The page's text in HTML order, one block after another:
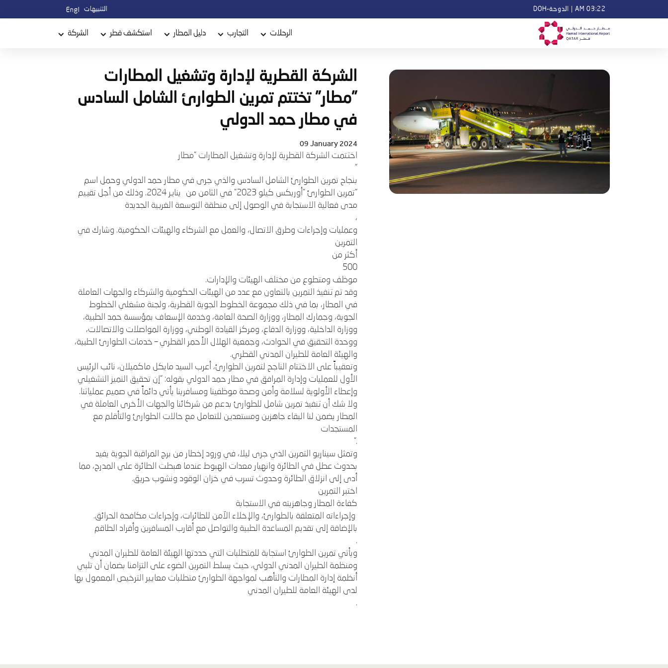
03:22 AM الدوحة-DOH التنبيهاتEnglish
الرحلات التجارب دليل المطار استكشف قطر الشركة
الشركة القطرية لإدارة وتشغيل المطارات
"مطار" تختتم تمرين الطوارئ الشامل السادس
في مطار حمد الدولي
09 January 2024
اختتمت الشركة القطرية لإدارة وتشغيل المطارات "مطار
"
بنجاح تمرين الطوارئ الشامل السادس والذي جرى في مطار حمد الدولي وحمل اسم
"تمرين الطوارئ "أوريكس كيلو 2023" في الثامن من
يناير 2024. وذلك من أجل تقييم
مدى فعالية الاستجابة في الوصول إلى منطقة التوسعة الغربية الجديدة
،
وعمليات وإجراءات وطرق الاتصال، والعمل مع الشركاء والهيئات الحكومية. وشارك في
التمرين
أكثر من
500
موظف ومتطوع من مختلف الهيئات والإدارات.
وقد تم تنفيذ التمرين بالتعاون مع عدد من الهيئات الحكومية والشركاء والجهات العاملة
في المطار، بما في ذلك مجموعة الخطوط الجوية القطرية، ولجنة مشغلي الخطوط
الجوية، وجمارك المطار، ووزارة الصحة العامة، وخدمة الإسعاف بمؤسسة حمد الطبية،
ووزارة الداخلية، ووزارة الدفاع، ومركز القيادة الوطني، ووزارة المواصلات والاتصالات،
ووحدة التحقيق في الحوادث، وجمعية الهلال الأحمر القطري – خدمات الطوارئ الطبية،
والهيئة العامة للطيران المدني القطري.
وتعقيباً على الاختتام الناجح لتمرين الطوارئ، أعرب السيد مايكل ماكميلان، نائب الرئيس
الأول للعمليات وإدارة المرافق في مطار حمد الدولي بقوله: "إن تحقيق التميز التشغيلي
وإعطاء الأولوية لسلامة وأمن وصحة موظفينا ومسافرينا يأتي دائماً في صميم عملياتنا.
ولا شك أن تنفيذ تمرين شامل للطوارئ بدعم من شركائنا والجهات الأخرى العاملة في
المطار يضمن لنا البقاء جاهزين ومستعدين للتعامل مع حالات الطوارئ والتأقلم مع
المستجدات
."
وتمثل سيناريو التمرين الذي جرى ليلا، في ورود إخطار من برج المراقبة الجوية يفيد
بحدوث عطل في الطائرة وانهيار معدات الهبوط عندما هبطت الطائرة على المدرج، مما
أدى إلى انزلاق الطائرة وحدوث تسرب في خزان الوقود ونشوب حريق.
اختبر التمرين
كفاءة المطار وجاهزيته في الاستجابة
وإجراءاته المتعلقة بالطوارئ، والإخلاء الآمن للطائرات، وإجراءات مكافحة الحرائق.
بالإضافة إلى تقديم المساعدة الطبية والتواصل مع أقارب المسافرين وأفراد الطاقم
.
ويأتي تمرين الطوارئ استجابة للمتطلبات التي حددتها الهيئة العامة للطيران المدني
ومنظمة الطيران المدني الدولي، حيث يسلط التمرين الضوء على التزامنا بضمان أن تلبي
أنظمة إدارة المطارات والتأهب لمواجهة الطوارئ متطلبات معايير الترخيص المعمول بها
لدى الهيئة العامة للطيران المدني
.